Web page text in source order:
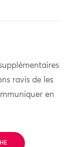
ravis de les
en